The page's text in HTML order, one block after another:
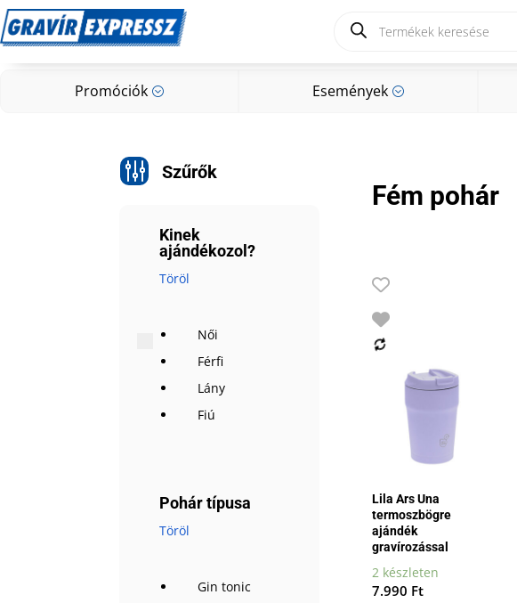
search
Promóciók ; Események ;
Promóciók; Események;
g Szűrők
Kinek
ajándékozol?
Töröl
Női
Férfi
Lány
Fiú
Pohár típusa
Töröl
Gin tonic
Fém pohár
Lila Ars Una
termoszbögre
ajándék
gravírozással
2 készleten
7.990 Ft